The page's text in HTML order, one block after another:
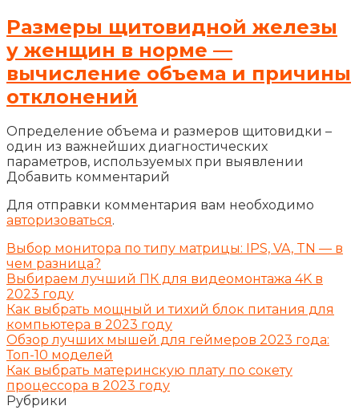
Размеры щитовидной железы
у женщин в норме —
вычисление объема и причины
отклонений
Определение объема и размеров щитовидки –
один из важнейших диагностических
параметров, используемых при выявлении
Добавить комментарий
Для отправки комментария вам необходимо
авторизоваться.
Выбор монитора по типу матрицы: IPS, VA, TN — в
чем разница?
Выбираем лучший ПК для видеомонтажа 4K в
2023 году
Как выбрать мощный и тихий блок питания для
компьютера в 2023 году
Обзор лучших мышей для геймеров 2023 года:
Топ-10 моделей
Как выбрать материнскую плату по сокету
процессора в 2023 году
Рубрики